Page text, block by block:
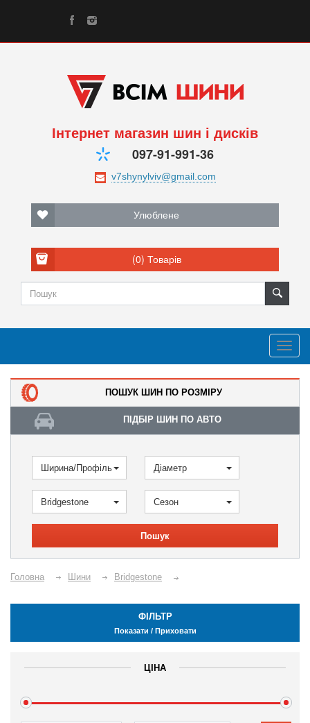
Інтернет магазин шин і дисків
097-91-991-36
Улюблене
(0) Товарів
ПОШУК ШИН ПО РОЗМІРУ
ПІДБІР ШИН ПО АВТО
Ширина/Профіль Діаметр
Bridgestone Сезон
Пошук
Головна Шини Bridgestone
ФІЛЬТР
Показати / Приховати
ЦІНА